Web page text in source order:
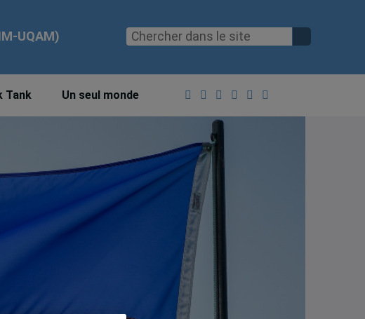
UQAM)
Tank Un seul monde